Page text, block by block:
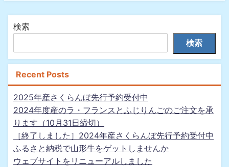
検索
検索
Recent Posts
2025年産さくらんぼ先行予約受付中
2024年度産のラ・フランスとふじりんごのご注文を承
ります（10月31日締切）
［終了しました］2024年産さくらんぼ先行予約受付中
ふるさと納税で山形牛をゲットしませんか
ウェブサイトをリニューアルしました